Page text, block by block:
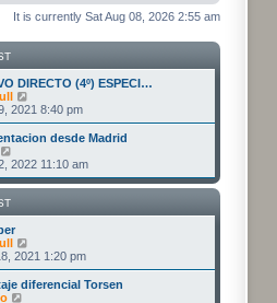
It is currently Sat Aug 08, 2026 2:55 am
DIRECTO (4º) ESPECI…
i
e
w
h
l
t
t
o
s
2021 8:40 pm
desde Madrid
i
e
w
h
e
l
a
t
e
s
2022 11:10 am
i
e
w
2021 1:20 pm
diferencial Torsen